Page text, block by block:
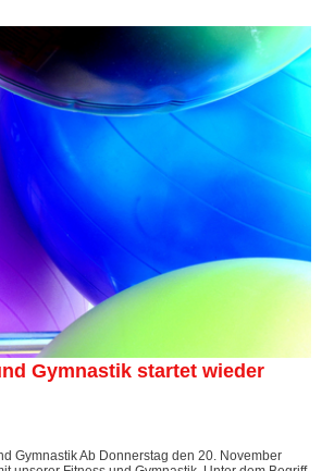
Gymnastik startet wieder
Gymnastik Ab Donnerstag den 20. November